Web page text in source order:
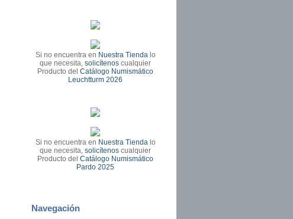
Si no encuentra en Nuestra Tienda lo
que necesita,solicítenos cualquier
Producto delCatálogo Numismático
Leuchtturm 2026
Si no encuentra en Nuestra Tienda lo
que necesita,solicítenos cualquier
Producto delCatálogo Numismático
Pardo 2025
Navegación